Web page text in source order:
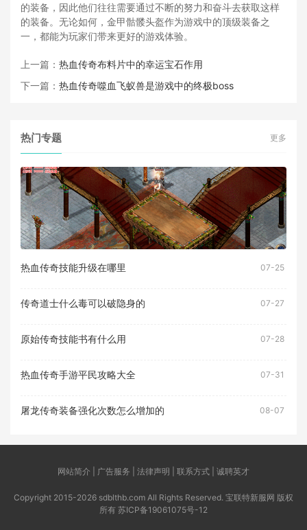
的装备，因此他们往往需要通过不断的努力和奋斗去获取这样
的装备。无论如何，金甲骷髅头盔作为游戏中的顶级装备之
一，都能为玩家们带来更好的游戏体验。
上一篇： 热血传奇布料片中的幸运宝石作用
下一篇： 热血传奇噬血飞蚁兽是游戏中的终极boss
热门专题 更多
热血传奇技能升级在哪里 07-25
传奇道士什么毒可以破隐身的 07-27
原始传奇技能书有什么用 07-28
热血传奇手游平民攻略大全 07-31
屠龙传奇装备强化次数怎么增加的 08-07
网站简介 | 广告服务 | 法律声明 | 联系方式 | 诚聘英才
Copyright 2015-2026 sdblthb.com All Rights Reserved. 宝联特新服网 版权
所有 苏ICP备19061075号-12